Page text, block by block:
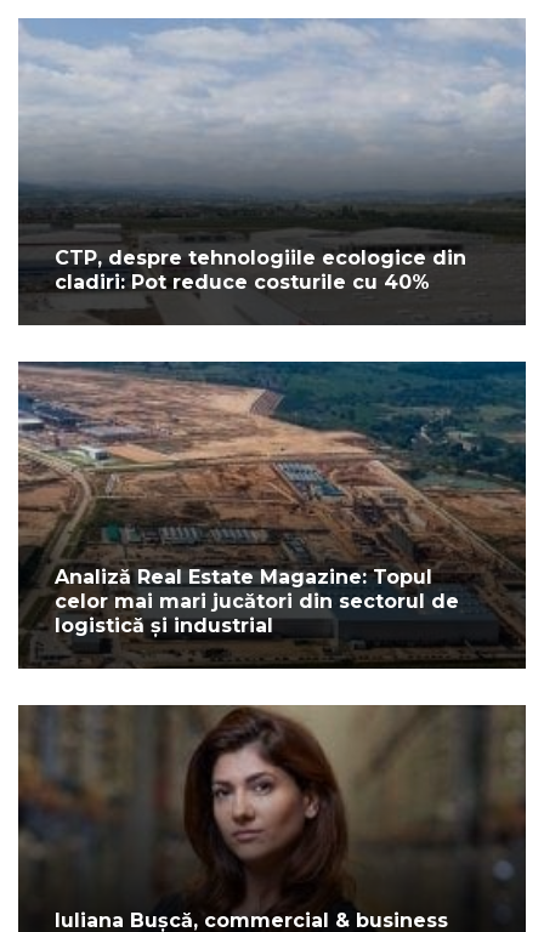
CTP, despre tehnologiile ecologice din
cladiri: Pot reduce costurile cu 40%
Analiză Real Estate Magazine: Topul
celor mai mari jucători din sectorul de
logistică și industrial
Iuliana Bușcă, commercial & business